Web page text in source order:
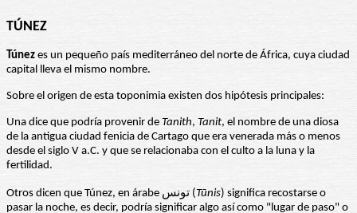
TÚNEZ
Túnez es un pequeño país mediterráneo del norte de África, cuya ciudad
capital lleva el mismo nombre.
Sobre el origen de esta toponimia existen dos hipótesis principales:
Una dice que podría provenir de Tanith, Tanit, el nombre de una diosa
de la antigua ciudad fenicia de Cartago que era venerada más o menos
desde el siglo V a.C. y que se relacionaba con el culto a la luna y la
fertilidad.
Otros dicen que Túnez, en árabe تونس (Tūnis) significa recostarse o
pasar la noche, es decir, podría significar algo así como "lugar de paso" o